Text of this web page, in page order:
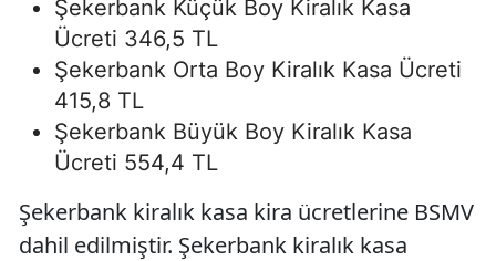
Şekerbank Küçük Boy Kiralık Kasa
Ücreti 346,5 TL
Şekerbank Orta Boy Kiralık Kasa Ücreti
415,8 TL
Şekerbank Büyük Boy Kiralık Kasa
Ücreti 554,4 TL
Şekerbank kiralık kasa kira ücretlerine BSMV
dahil edilmiştir. Şekerbank kiralık kasa